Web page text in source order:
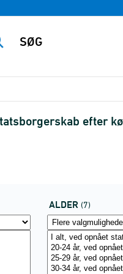
efter
ALDER (7)